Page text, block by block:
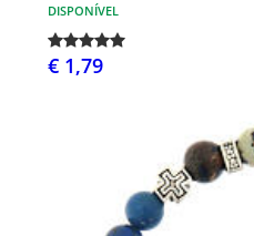
DISPONÍVEL
€ 1,79